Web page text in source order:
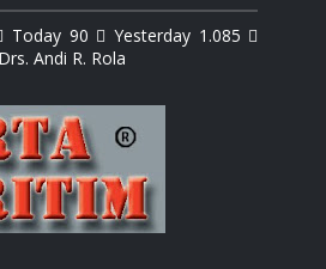
Today 90  Yesterday 1.085 
Andi R. Rola